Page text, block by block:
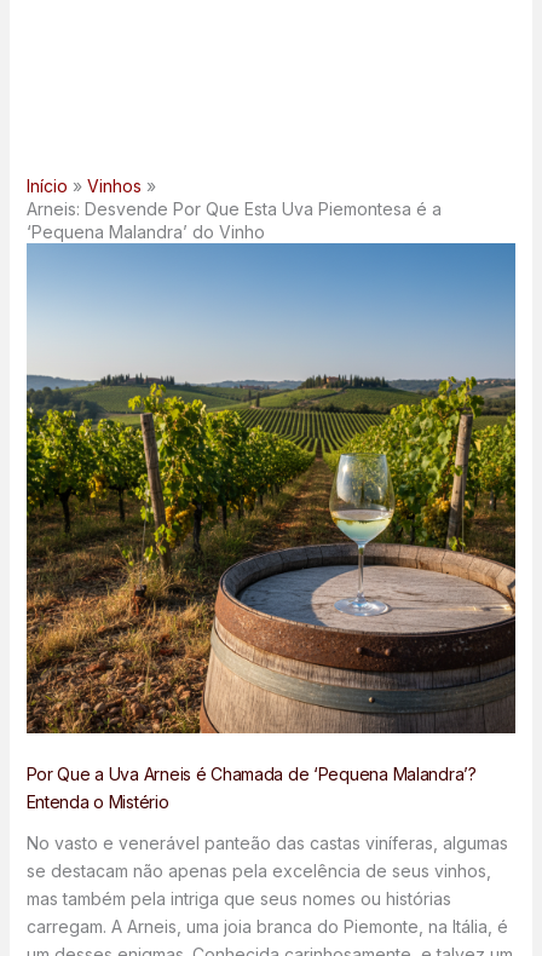
Início
Vinhos
Arneis: Desvende Por Que Esta Uva Piemontesa é a
‘Pequena Malandra’ do Vinho
Por Que a Uva Arneis é Chamada de ‘Pequena Malandra’?
Entenda o Mistério
No vasto e venerável panteão das castas viníferas, algumas
se destacam não apenas pela excelência de seus vinhos,
mas também pela intriga que seus nomes ou histórias
carregam. A Arneis, uma joia branca do Piemonte, na Itália, é